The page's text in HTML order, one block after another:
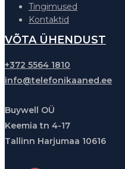
Tingimused
Kontaktid
VÕTA ÜHENDUST
+372 5564 1810
info@telefonikaaned.ee
Buywell OÜ
Keemia tn 4-17
Tallinn Harjumaa 10616